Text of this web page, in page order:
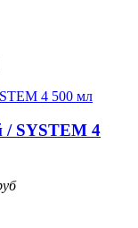
/ SYSTEM 4